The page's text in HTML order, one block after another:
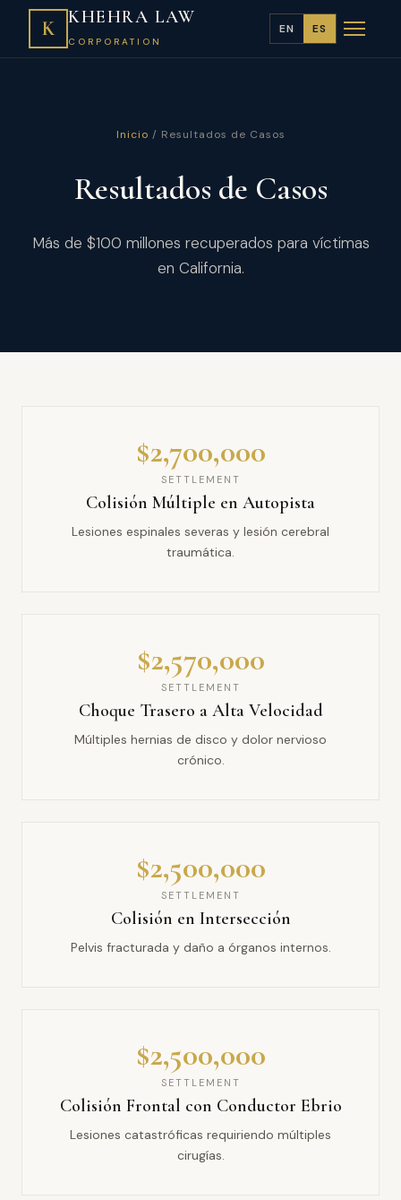
K KHEHRA LAW
CORPORATION
EN ES
Inicio / Resultados de Casos
Resultados de Casos
Más de $100 millones recuperados para víctimas
en California.
$2,700,000
SETTLEMENT
Colisión Múltiple en Autopista
Lesiones espinales severas y lesión cerebral
traumática.
$2,570,000
SETTLEMENT
Choque Trasero a Alta Velocidad
Múltiples hernias de disco y dolor nervioso
crónico.
$2,500,000
SETTLEMENT
Colisión en Intersección
Pelvis fracturada y daño a órganos internos.
$2,500,000
SETTLEMENT
Colisión Frontal con Conductor Ebrio
Lesiones catastróficas requiriendo múltiples
cirugías.